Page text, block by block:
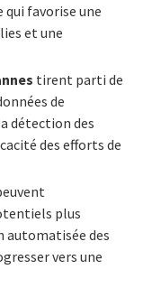
favorise une
et une
tirent parti de
de
détection des
des efforts de
plus
automatisée des
vers une